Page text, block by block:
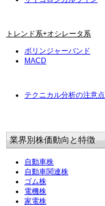
トレンド系+オシレータ系
ボリンジャーバンド
MACD
テクニカル分析の注意点
業界別株価動向と特徴
自動車株
自動車関連株
ゴム株
電機株
家電株